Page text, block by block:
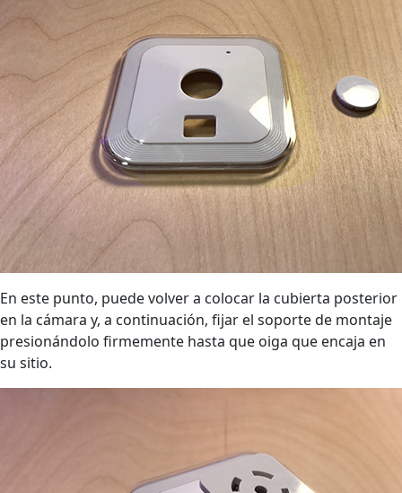
En este punto, puede volver a colocar la cubierta posterior
en la cámara y, a continuación, fijar el soporte de montaje
presionándolo firmemente hasta que oiga que encaja en
su sitio.